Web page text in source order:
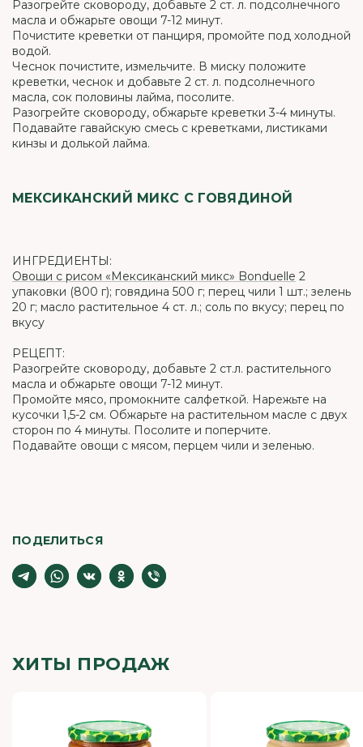
Разогрейте сковороду, добавьте 2 ст. л. подсолнечного
масла и обжарьте овощи 7-12 минут.
Почистите креветки от панциря, промойте под холодной
водой.
Чеснок почистите, измельчите. В миску положите
креветки, чеснок и добавьте 2 ст. л. подсолнечного
масла, сок половины лайма, посолите.
Разогрейте сковороду, обжарьте креветки 3-4 минуты.
Подавайте гавайскую смесь с креветками, листиками
кинзы и долькой лайма.
МЕКСИКАНСКИЙ МИКС С ГОВЯДИНОЙ
ИНГРЕДИЕНТЫ:
Овощи с рисом «Мексиканский микс» Bonduelle 2
упаковки (800 г); говядина 500 г; перец чили 1 шт.; зелень
20 г; масло растительное 4 ст. л.; соль по вкусу; перец по
вкусу
РЕЦЕПТ:
Разогрейте сковороду, добавьте 2 ст.л. растительного
масла и обжарьте овощи 7-12 минут.
Промойте мясо, промокните салфеткой. Нарежьте на
кусочки 1,5-2 см. Обжарьте на растительном масле с двух
сторон по 4 минуты. Посолите и поперчите.
Подавайте овощи с мясом, перцем чили и зеленью.
ПОДЕЛИТЬСЯ
ХИТЫ ПРОДАЖ